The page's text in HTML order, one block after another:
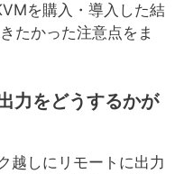
を購入・導入した結
たかった注意点をま
力をどうするかが
しにリモートに出力